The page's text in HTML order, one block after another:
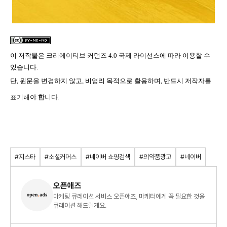
이 저작물은 크리에이티브 커먼즈 4.0 국제 라이선스에 따라 이용할 수
있습니다.
단, 원문을 변경하지 않고, 비영리 목적으로 활용하며, 반드시 저작자를
표기해야 합니다.
#지스타 #소셜커머스 #네이버 쇼핑검색 #의약품광고 #네이버
오픈애즈
마케팅 큐레이션 서비스 오픈애즈, 마케터에게 꼭 필요한 것을
큐레이션 해드릴게요.